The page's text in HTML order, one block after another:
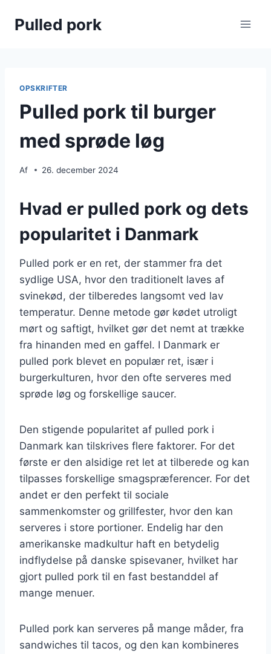
Pulled pork
OPSKRIFTER
Pulled pork til burger
med sprøde løg
Af 26. december 2024
Hvad er pulled pork og dets
popularitet i Danmark
Pulled pork er en ret, der stammer fra det
sydlige USA, hvor den traditionelt laves af
svinekød, der tilberedes langsomt ved lav
temperatur. Denne metode gør kødet utroligt
mørt og saftigt, hvilket gør det nemt at trække
fra hinanden med en gaffel. I Danmark er
pulled pork blevet en populær ret, især i
burgerkulturen, hvor den ofte serveres med
sprøde løg og forskellige saucer.
Den stigende popularitet af pulled pork i
Danmark kan tilskrives flere faktorer. For det
første er den alsidige ret let at tilberede og kan
tilpasses forskellige smagspræferencer. For det
andet er den perfekt til sociale
sammenkomster og grillfester, hvor den kan
serveres i store portioner. Endelig har den
amerikanske madkultur haft en betydelig
indflydelse på danske spisevaner, hvilket har
gjort pulled pork til en fast bestanddel af
mange menuer.
Pulled pork kan serveres på mange måder, fra
sandwiches til tacos, og den kan kombineres